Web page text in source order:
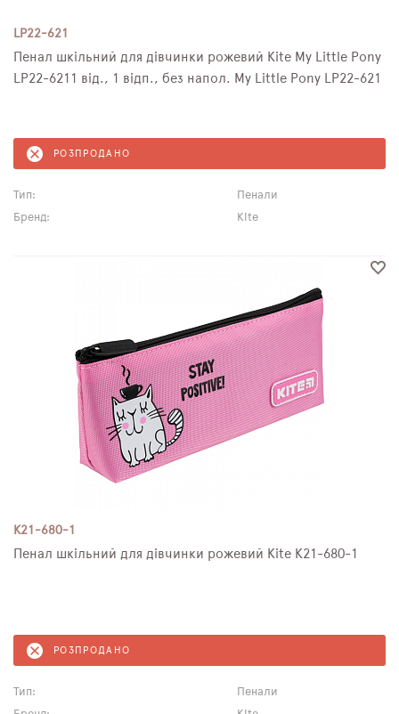
LP22-621
Пенал шкільний для дівчинки рожевий Kite My Little Pony
LP22-6211 від., 1 відп., без напол. My Little Pony LP22-621
РОЗПРОДАНО
Тип:
Пенали
Бренд:
Kite
K21-680-1
Пенал шкільний для дівчинки рожевий Kite K21-680-1
РОЗПРОДАНО
Тип:
Пенали